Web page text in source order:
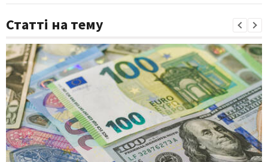
Статті на тему